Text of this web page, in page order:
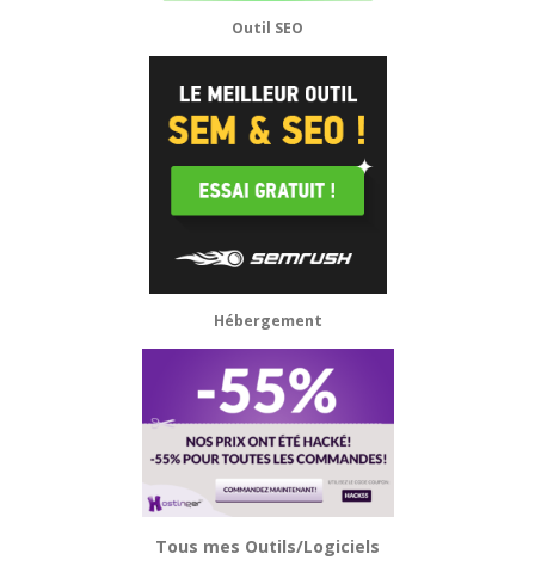
Outil SEO
Hébergement
Tous mes Outils/Logiciels